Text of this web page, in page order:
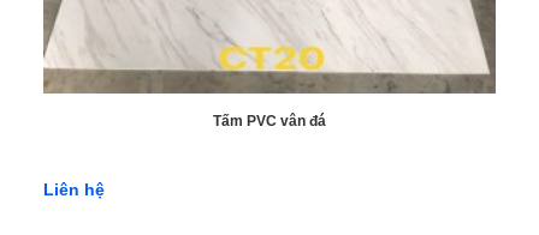
Tấm PVC vân đá
Liên hệ